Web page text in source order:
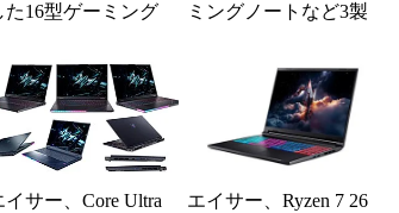
た16型ゲーミング
ミングノートなど3製
イサー、Core Ultra
エイサー、Ryzen 7 26